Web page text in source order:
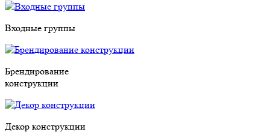
Входные группы
Брендирование
конструкции
Декор конструкции